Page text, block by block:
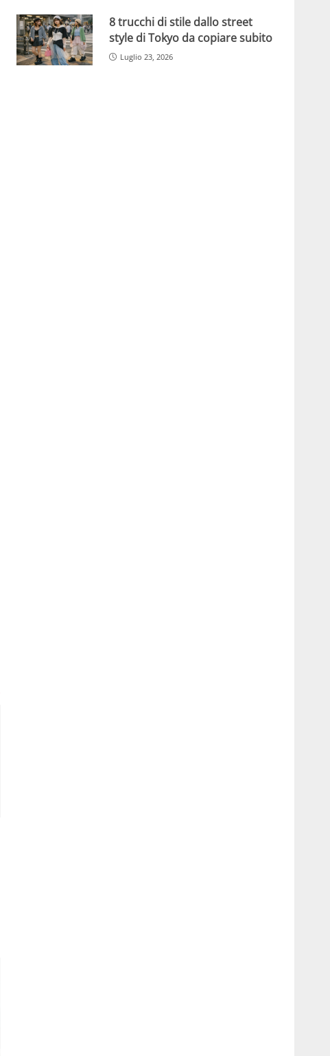
8 trucchi di stile dallo street
style di Tokyo da copiare subito
Luglio 23, 2026